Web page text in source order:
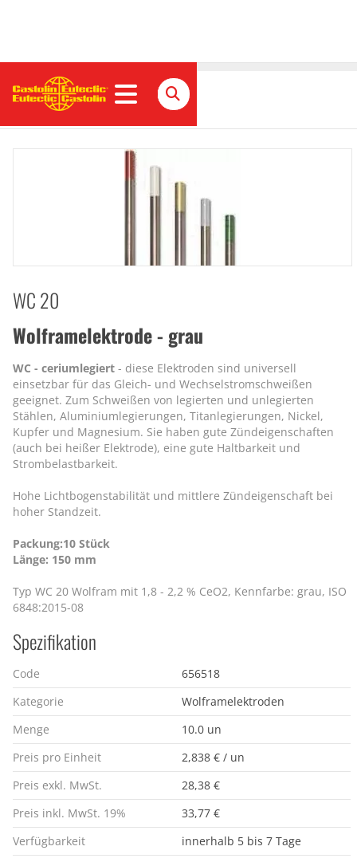
Wolframelektrode - Grau
WC 20
Wolframelektrode - grau
WC - ceriumlegiert - diese Elektroden sind universell
einsetzbar für das Gleich- und Wechselstromschweißen
geeignet. Zum Schweißen von legierten und unlegierten
Stählen, Aluminiumlegierungen, Titanlegierungen, Nickel,
Kupfer und Magnesium. Sie haben gute Zündeigenschaften
(auch bei heißer Elektrode), eine gute Haltbarkeit und
Strombelastbarkeit.
Hohe Lichtbogenstabilität und mittlere Zündeigenschaft bei
hoher Standzeit.
Packung:10 Stück
Länge: 150 mm
Typ WC 20 Wolfram mit 1,8 - 2,2 % CeO2, Kennfarbe: grau, ISO
6848:2015-08
Spezifikation
Code
656518
Kategorie
Wolframelektroden
Menge
10.0 un
Preis pro Einheit
2,838 € / un
Preis exkl. MwSt.
28,38 €
Preis inkl. MwSt. 19%
33,77 €
Verfügbarkeit
innerhalb 5 bis 7 Tage